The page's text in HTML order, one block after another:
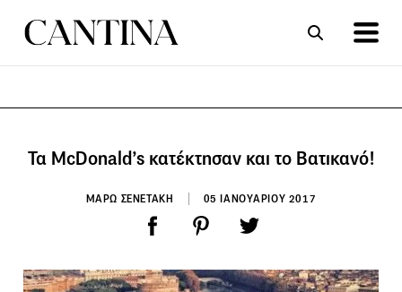
Τα McDonald’s κατέκτησαν και το Βατικανό!
ΜΑΡΩ ΣΕΝΕΤΑΚΗ 05 ΙΑΝΟΥΑΡΙΟΥ 2017